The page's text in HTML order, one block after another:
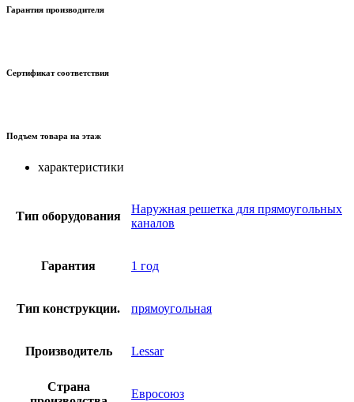
Гарантия производителя
Сертификат соответствия
Подъем товара на этаж
характеристики
Тип оборудования
Наружная решетка для прямоугольных
каналов
Гарантия 1 год
Тип конструкции. прямоугольная
Производитель Lessar
Страна
Евросоюз